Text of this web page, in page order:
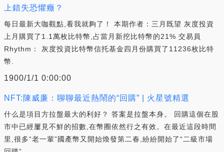
上錯失恐懼癥？
每日最新大咖觀點,看我就夠了！ 本期作者：三月既望 灰度投資
上月購買了1.1萬枚比特幣,占當月新挖比特幣的21% 交易員
Rhythm： 灰度投資比特幣信托基金四月份購買了11236枚比特
幣.
1900/1/1 0:00:00
NFT:陳威廉：聊聊最近熱鬧的“回購” | 火星號精選
什么是項目方拉盤最大的利好？ 答案是拉盤本身。 回購這個在股
市中已經屢見不鮮的招數,在幣圈依然行之有效。在最近這段時間
里,很多“老一輩”國產幣又開始煥發第二春,紛紛開始了“二級市場